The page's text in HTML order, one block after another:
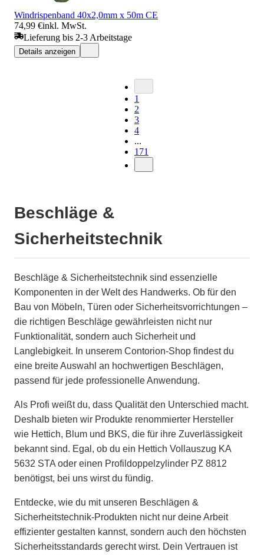
Windrispenband 40x2,0mm x 50m CE
74,99 €inkl. MwSt.
Lieferung bis 2-3 Arbeitstage
Details anzeigen
1
2
3
4
...
171
Beschläge &
Sicherheitstechnik
Beschläge & Sicherheitstechnik sind essenzielle
Komponenten in der Welt des Handwerks. Ob für den
Bau von Möbeln, Türen oder Sicherheitsvorrichtungen –
die richtigen Beschläge gewährleisten nicht nur
Funktionalität, sondern auch Sicherheit und
Langlebigkeit. In unserem Contorion-Shop findest du
eine breite Auswahl an hochwertigen Beschlägen,
passend für jede professionelle Anwendung.
Als Profi weißt du, dass Qualität den Unterschied macht.
Deshalb bieten wir Produkte renommierter Hersteller
wie Hettich, Blum und BKS, die für ihre Zuverlässigkeit
bekannt sind. Egal, ob du ein Hettich Vollauszug KA
5632 STA oder einen Profildoppelzylinder PZ 8812
benötigst, bei uns wirst du fündig.
Entdecke, wie du mit unseren Beschlägen &
Sicherheitstechnik-Produkten nicht nur deine Arbeit
effizienter gestalten kannst, sondern auch den höchsten
Sicherheitsstandards gerecht wirst. Dein Vertrauen ist